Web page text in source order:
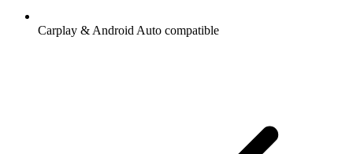
Carplay & Android Auto compatible